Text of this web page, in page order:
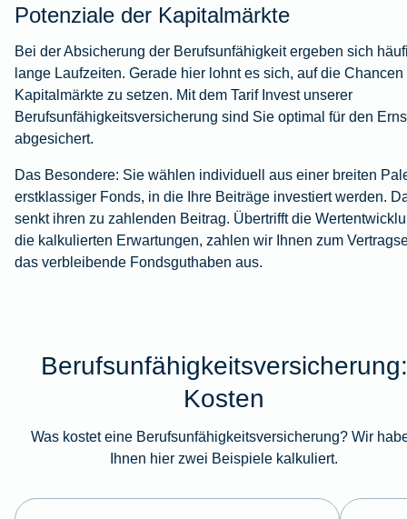
Potenziale der Kapitalmärkte
Bei der Absicherung der Berufsunfähigkeit ergeben sich
lange Laufzeiten. Gerade hier lohnt es sich, auf die Chancen
Kapitalmärkte zu setzen. Mit dem Tarif Invest unserer
Berufsunfähigkeitsversicherung sind Sie optimal für den
abgesichert.
Das Besondere: Sie wählen individuell aus einer breiten
erstklassiger Fonds, in die Ihre Beiträge investiert werden.
senkt ihren zu zahlenden Beitrag. Übertrifft die
die kalkulierten Erwartungen, zahlen wir Ihnen zum
das verbleibende Fondsguthaben aus.
Berufsunfähigkeitsversicherung:
Kosten
Was kostet eine Berufsunfähigkeitsversicherung? Wir
Ihnen hier zwei Beispiele kalkuliert.